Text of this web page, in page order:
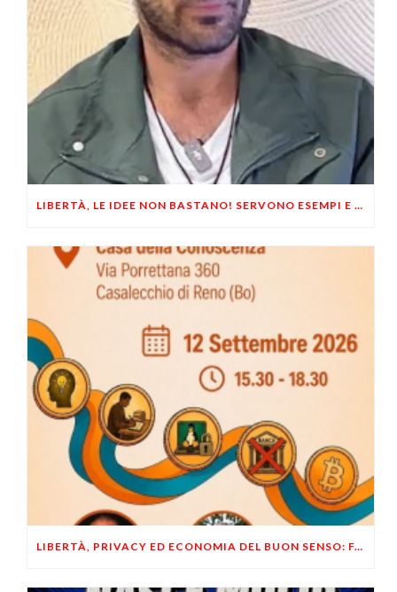
LIBERTÀ, LE IDEE NON BASTANO! SERVONO ESEMPI E UN PO’ DI COERENZA
LIBERTÀ, PRIVACY ED ECONOMIA DEL BUON SENSO: FACCO E MUSUMECI A CASALECCHIO DI RENO (BO)